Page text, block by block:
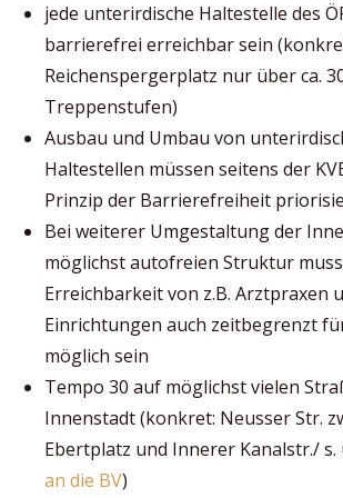
jede unterirdische Haltestelle des
barrierefrei erreichbar sein
Reichenspergerplatz nur über ca.
Treppenstufen)
Ausbau und Umbau von
Haltestellen müssen seitens der
Prinzip der Barrierefreiheit
Bei weiterer Umgestaltung der
möglichst autofreien Struktur
Erreichbarkeit von z.B. Arztpraxen
Einrichtungen auch zeitbegrenzt
möglich sein
Tempo 30 auf möglichst vielen
Innenstadt (konkret: Neusser Str.
Ebertplatz und Innerer Kanalstr./ s.
an die BV)